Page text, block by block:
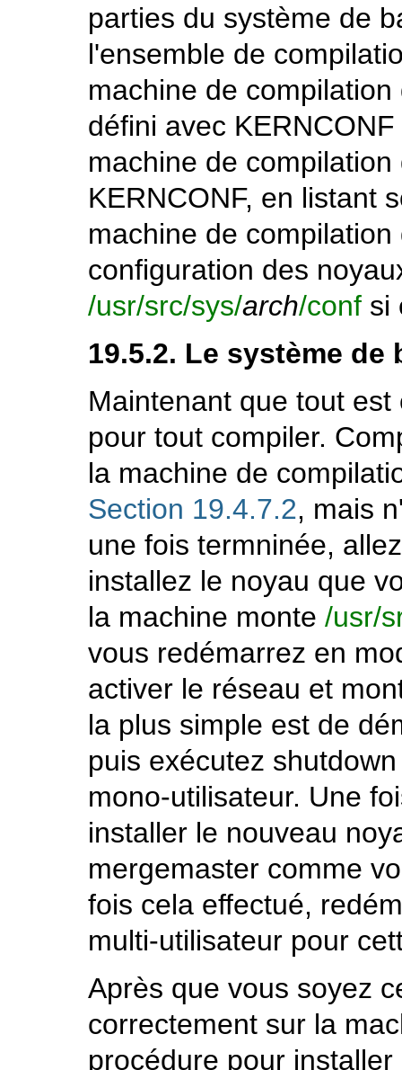
parties du système de
l'ensemble de
machine de
défini avec KERNCONF
machine de
KERNCONF, en listant
machine de
configuration des
/usr/src/sys/arch/conf si
19.5.2. Le système de
Maintenant que tout
pour tout compiler.
la machine de
Section 19.4.7.2, mais
une fois termninée,
installez le noyau que
la machine monte /usr/
vous redémarrez en
activer le réseau et
la plus simple est de
puis exécutez
mono-utilisateur. Une
installer le nouveau
mergemaster comme
fois cela effectué,
multi-utilisateur pour
Après que vous soyez
correctement sur la
procédure pour